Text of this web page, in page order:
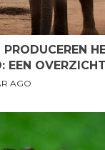
EEN OVERZICHT
AGO